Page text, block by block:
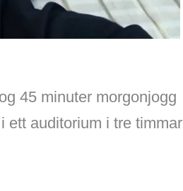
45 minuter morgonjogg
ett auditorium i tre timmar